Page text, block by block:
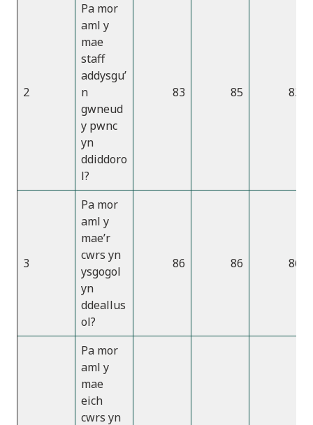
2
Pa mor
aml y
mae
staff
addysgu’
n
gwneud
y pwnc
yn
ddiddoro
l?
83 85 83
3
Pa mor
aml y
mae’r
cwrs yn
ysgogol
yn
ddeallus
ol?
86 86 86
Pa mor
aml y
mae
eich
cwrs yn